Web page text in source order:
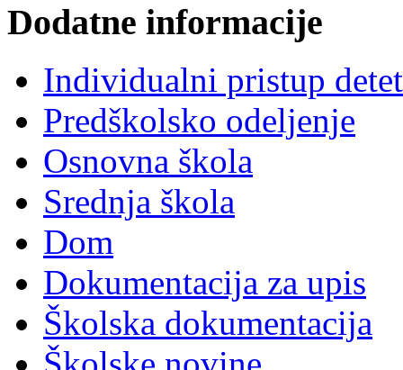
Dodatne informacije
Individualni pristup
Predškolsko odeljenje
Osnovna škola
Srednja škola
Dom
Dokumentacija za upis
Školska dokumentacija